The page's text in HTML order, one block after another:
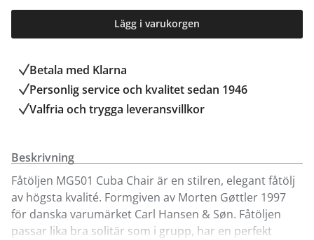
Lägg i varukorgen
Betala med Klarna
Personlig service och kvalitet sedan 1946
Valfria och trygga leveransvillkor
Beskrivning
Fåtöljen MG501 Cuba Chair är en stilren, elegant fåtölj
av högsta kvalité. Formgiven av Morten Gøttler 1997
för danska varumärket Carl Hansen & Søn. Fåtöljen
passar lika bra solitär som i grupp, har en perfekt